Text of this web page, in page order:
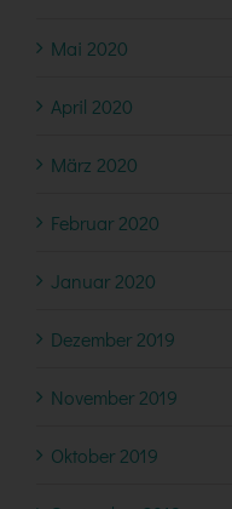
Mai 2020
April 2020
März 2020
Februar 2020
Januar 2020
Dezember 2019
November 2019
Oktober 2019